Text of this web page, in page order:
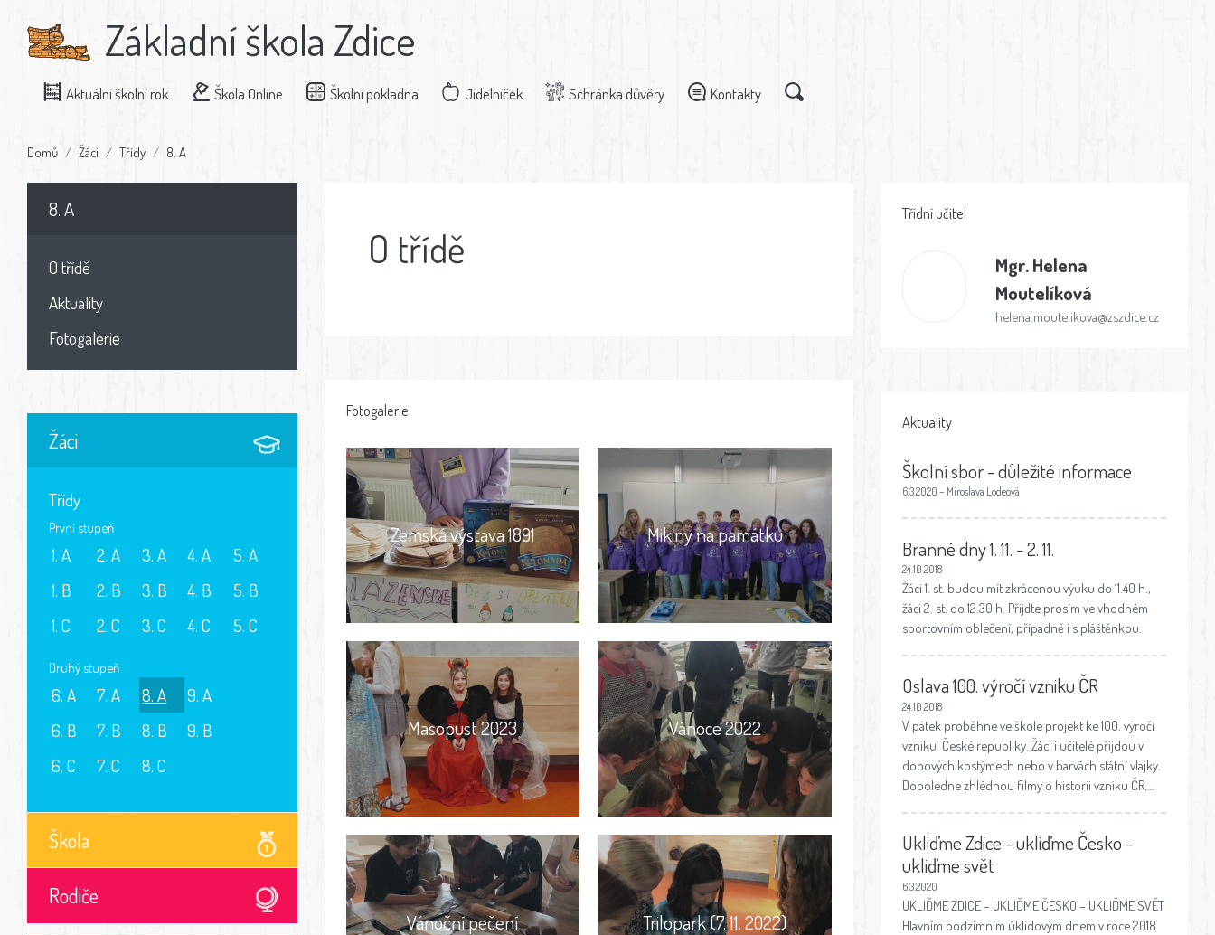
Základní škola Zdice
Aktuální školní rok Škola Online Školní pokladna Jídelníček Schránka důvěry Kontakty
Domů Žáci Třídy 8. A
8. A
O třídě
Aktuality
Fotogalerie
Žáci
Třídy
První stupeň
1. A
1. B
1. C
2. A
2. B
2. C
3. A
3. B
3. C
4. A
4. B
4. C
5. A
5. B
5. C
Druhý stupeň
6. A
6. B
6. C
7. A
7. B
7. C
8. A
8. B
8. C
9. A
9. B
Škola
Rodiče
O třídě
Fotogalerie
Zemská výstava 1891 Mikiny na památku
Masopust 2023 Vánoce 2022
Vánoční pečení Trilopark (7. 11. 2022)
Třídní učitel
Mgr.Helena
Moutelíková
helena.moutelikova@zszdice.cz
Aktuality
Školní sbor - důležité informace
6.3.2020 – Miroslava Lodeová
Branné dny 1. 11. - 2. 11.
24.10.2018
Žáci 1. st. budou mít zkrácenou výuku do 11.40 h.,
žáci 2. st. do 12.30 h. Přijďte prosím ve vhodném
sportovním oblečení, případně i s pláštěnkou.
Oslava 100. výročí vzniku ČR
24.10.2018
V pátek proběhne ve škole projekt ke 100. výročí
vzniku České republiky. Žáci i učitelé přijdou v
dobových kostýmech nebo v barvách státní vlajky.
Dopoledne zhlédnou filmy o historii vzniku ČR,…
Ukliďme Zdice - ukliďme Česko -
ukliďme svět
6.3.2020
UKLIĎME ZDICE – UKLIĎME ČESKO – UKLIĎME SVĚT
Hlavním podzimním úklidovým dnem v roce 2018